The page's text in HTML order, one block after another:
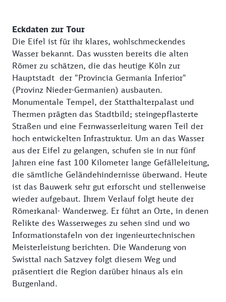
Eckdaten zur Tour
Die Eifel ist für ihr klares, wohlschmeckendes
Wasser bekannt. Das wussten bereits die alten
Römer zu schätzen, die das heutige Köln zur
Hauptstadt der "Provincia Germania Inferior"
(Provinz Nieder-Germanien) ausbauten.
Monumentale Tempel, der Statthalterpalast und
Thermen prägten das Stadtbild; steingepflasterte
Straßen und eine Fernwasserleitung waren Teil der
hoch entwickelten Infrastruktur. Um an das Wasser
aus der Eifel zu gelangen, schufen sie in nur fünf
Jahren eine fast 100 Kilometer lange Gefälleleitung,
die sämtliche Geländehindernisse überwand. Heute
ist das Bauwerk sehr gut erforscht und stellenweise
wieder aufgebaut. Ihrem Verlauf folgt heute der
Römerkanal- Wanderweg. Er führt an Orte, in denen
Relikte des Wasserweges zu sehen sind und wo
Informationstafeln von der ingenieurtechnischen
Meisterleistung berichten. Die Wanderung von
Swisttal nach Satzvey folgt diesem Weg und
präsentiert die Region darüber hinaus als ein
Burgenland.